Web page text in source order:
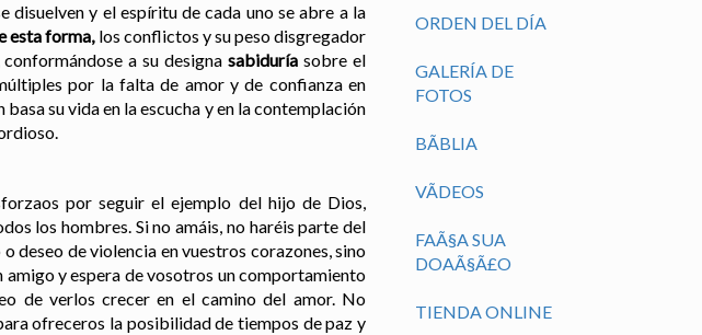
disuelven y el espíritu de cada uno se abre a la
esta forma, los conflictos y su peso disgregador
a su designasabiduríasobre el
por la falta de amor y de confianza en
su vida en la escucha y en la contemplación
por seguir el ejemplo del hijo de Dios,
los hombres. Si no amáis, no haréis parte del
deseo de violencia en vuestros corazones, sino
amigo y espera de vosotros un comportamiento
de verlos crecer en el camino del amor. No
ofreceros la posibilidad de tiempos de paz y
ORDEN DEL DÍA
GALERÍA DE
FOTOS
BÃ­BLIA
VÃ­DEOS
FAÃ§A SUA
DOAÃ§Ã£O
TIENDA ONLINE